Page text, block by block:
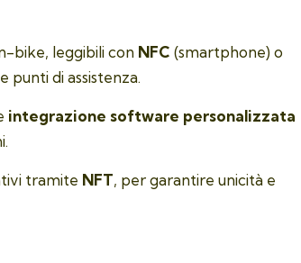
bike, leggibili con NFC (smartphone) o
punti di assistenza.
integrazione software personalizzata
tramite NFT, per garantire unicità e